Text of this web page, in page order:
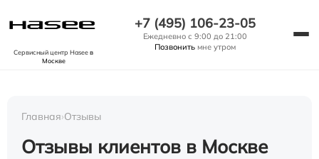
Сервисный центр Haseeв
Москве
+7 (495) 106-23-05
Ежедневно с 9:00 до 21:00
Позвонить мне утром
Главная›Отзывы
Отзывы клиентов в Москве